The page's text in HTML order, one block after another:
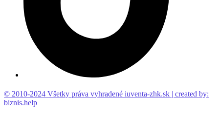
© 2010-2024 Všetky práva vyhradené iuventa-zhk.sk | created by:
biznis.help